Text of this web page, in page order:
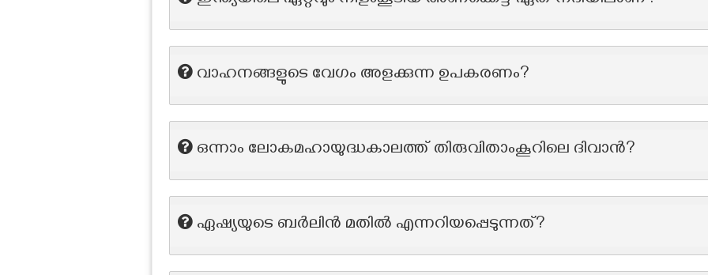
വാഹനങ്ങളുടെ വേഗം അളക്കുന്ന ഉപകരണം?
ഒന്നാം ലോകമഹായുദ്ധകാലത്ത് തിരുവിതാംകൂറിലെ ദിവാൻ?
ഏഷ്യയുടെ ബർലിൻ മതിൽ എന്നറിയപ്പെടുന്നത്?